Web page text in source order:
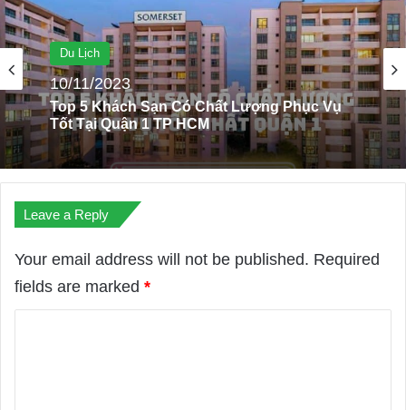
Du Lịch
08/06/2023
Top 9+ Địa Điểm Du Lịch Nổi Tiếng Ở Quy
Nhơn, Bình Định
Leave a Reply
Your email address will not be published. Required
fields are marked *